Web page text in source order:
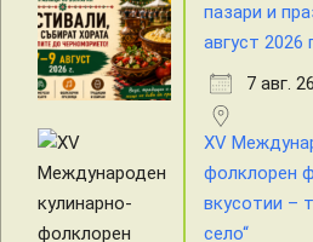
пазари и
август 2026
7 авг. 26
XV
фолклорен
вкусотии –
село“